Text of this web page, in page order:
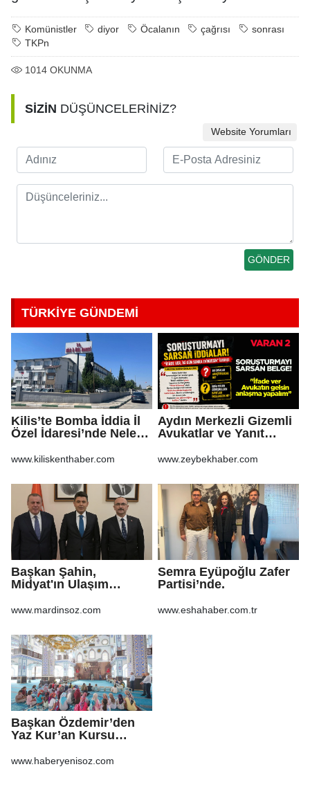
Komünistler diyor Öcalanın çağrısı
sonrası
TKPn
1014 OKUNMA
SİZİN DÜŞÜNCELERİNİZ?
Website Yorumları
TÜRKİYE GÜNDEMİ
Kilis’te Bomba İddia İl
Özel İdaresi’nde Neler
www.kiliskenthaber.com
Aydın Merkezli Gizemli
Avukatlar ve Yanıt
www.zeybekhaber.com
Başkan Şahin,
Midyat'ın Ulaşım
Taşıdı
www.mardinsoz.com
Semra Eyüpoğlu Zafer
Partisi’nde.
www.eshahaber.com.tr
Başkan Özdemir’den
Yaz Kur’an Kursu
www.haberyenisoz.com